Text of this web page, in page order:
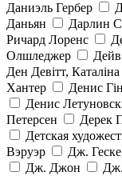
Даниэль Гербер
Даньян
Дарлин
Ричард Лоренс
Олшледжер
Ден Девітт, Каталіна
Хантер
Денис
Денис
Петерсен
Дерек
Детская
Вэруэр
Дж.
Дж. Джон